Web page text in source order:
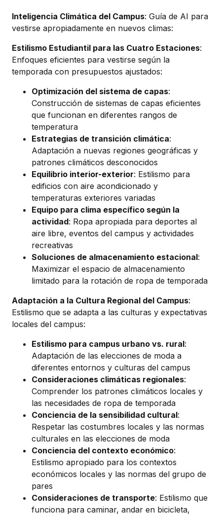
Inteligencia Climática del Campus: Guía de AI para
vestirse apropiadamente en nuevos climas:
Estilismo Estudiantil para las Cuatro Estaciones:
Enfoques eficientes para vestirse según la
temporada con presupuestos ajustados:
Optimización del sistema de capas:
Construcción de sistemas de capas eficientes
que funcionan en diferentes rangos de
temperatura
Estrategias de transición climática:
Adaptación a nuevas regiones geográficas y
patrones climáticos desconocidos
Equilibrio interior-exterior: Estilismo para
edificios con aire acondicionado y
temperaturas exteriores variadas
Equipo para clima específico según la
actividad: Ropa apropiada para deportes al
aire libre, eventos del campus y actividades
recreativas
Soluciones de almacenamiento estacional:
Maximizar el espacio de almacenamiento
limitado para la rotación de ropa de temporada
Adaptación a la Cultura Regional del Campus:
Estilismo que se adapta a las culturas y expectativas
locales del campus:
Estilismo para campus urbano vs. rural:
Adaptación de las elecciones de moda a
diferentes entornos y culturas del campus
Consideraciones climáticas regionales:
Comprender los patrones climáticos locales y
las necesidades de ropa de temporada
Conciencia de la sensibilidad cultural:
Respetar las costumbres locales y las normas
culturales en las elecciones de moda
Conciencia del contexto económico:
Estilismo apropiado para los contextos
económicos locales y las normas del grupo de
pares
Consideraciones de transporte: Estilismo que
funciona para caminar, andar en bicicleta,